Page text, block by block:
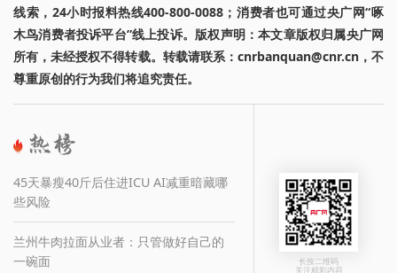
线索，24小时报料热线400-800-0088；消费者也可通过央广网“啄
木鸟消费者投诉平台”线上投诉。版权声明：本文章版权归属央广网
所有，未经授权不得转载。转载请联系：cnrbanquan@cnr.cn，不
尊重原创的行为我们将追究责任。
45天暴瘦40斤后住进ICU AI减重暗藏哪
些风险
兰州牛肉拉面从业者：只管做好自己的
一碗面
长按二维码
关注精彩内容